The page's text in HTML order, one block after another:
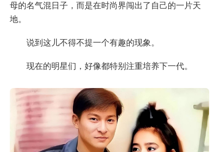
母的名气混日子，而是在时尚界闯出了自己的一片天
地。
说到这儿不得不提一个有趣的现象。
现在的明星们，好像都特别注重培养下一代。